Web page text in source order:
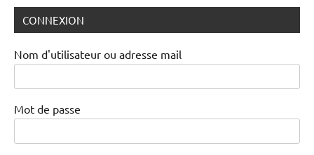
CONNEXION
Nom d'utilisateur ou adresse mail
Mot de passe